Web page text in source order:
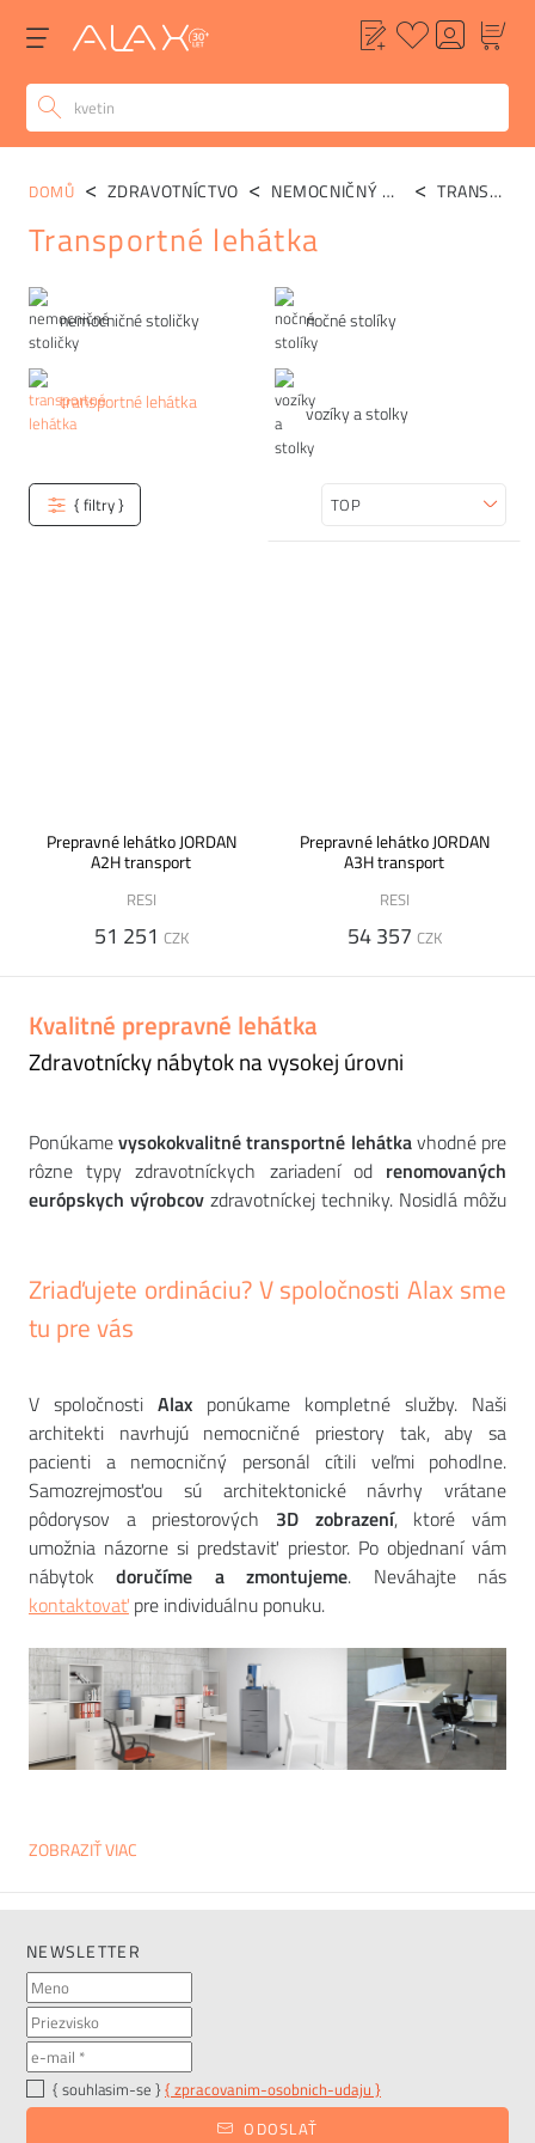
Kategórie
nemocničné stoličky nočné stolíky
transportné lehátka vozíky a stolky
DOMŮ ZDRAVOTNÍCTVO NEMOCNIČNÝ NÁBYTOK TRANSPORTNÉ LEHÁTKA
Transportné lehátka
{ filtry } Zoradiť
Prepravné lehátko JORDAN
A2H transport
RESI
51 251 CZK
Prepravné lehátko JORDAN
A3H transport
RESI
54 357 CZK
Kvalitné prepravné lehátka
Zdravotnícky nábytok na vysokej úrovni
Ponúkamevysokokvalitné transportné lehátkavhodné pre
rôzne typy zdravotníckych zariadení od renomovaných
európskych výrobcov zdravotníckej techniky. Nosidlá môžu
osobných vecí. Nosná konštrukcia ležadiel je spravidla
vyrobená z vysokokvalitnej ocele.
Zriaďujete ordináciu?V spoločnosti Alax sme
tu pre vás
V spoločnosti Alax ponúkame kompletné služby. Naši
architekti navrhujú nemocničné priestory tak, aby sa
pacienti a nemocničný personál cítili veľmi pohodlne.
Samozrejmosťou sú architektonické návrhy vrátane
pôdorysov a priestorových 3D zobrazení, ktoré vám
umožnia názorne si predstaviť priestor. Po objednaní vám
nábytokdoručíme azmontujeme. Neváhajte nás
kontaktovať pre individuálnu ponuku.
ZOBRAZIŤ VIAC
NEWSLETTER
{ souhlasim-se } { zpracovanim-osobnich-udaju }
ODOSLAŤ